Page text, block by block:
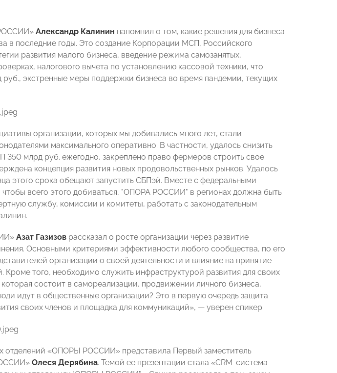
Александр Калинин напомнил о том, какие решения для бизнеса
в последние годы. Это создание Корпорации МСП, Российского
развития малого бизнеса, введение режима самозанятых,
налогового вычета по установлению кассовой техники, что
экстренные меры поддержки бизнеса во время пандемии, текущих
организации, которых мы добивались много лет, стали
максимального оперативно. В частности, удалось снизить
350 млрд руб. ежегодно, закреплено право фермеров строить свое
концепция развития новых продовольственных рынков. Удалось
этого срока обещают запустить СБПэй. Вместе с федеральными
всего этого добиваться, "ОПОРА РОССИИ" в регионах должна быть
службу, комиссии и комитеты, работать с законодательным
Азат Газизов рассказал о росте организации через развитие
Основными критериями эффективности любого сообщества, по его
организации о своей деятельности и влияние на принятие
Кроме того, необходимо служить инфраструктурой развития для своих
состоит в самореализации, продвижении личного бизнеса,
идут в общественные организации? Это в первую очередь защита
своих членов и площадка для коммуникаций», — уверен спикер.
отделений «ОПОРЫ РОССИИ» представила Первый заместитель
Олеся Дерябина. Темой ее презентации стала «CRM-система